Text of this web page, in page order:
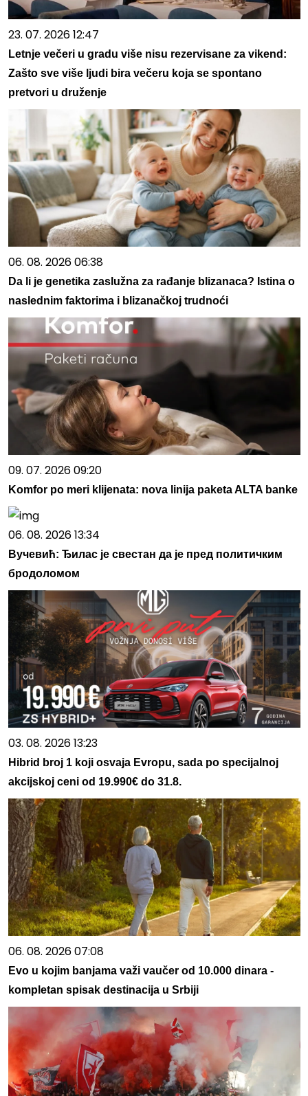
23. 07. 2026 12:47
Letnje večeri u gradu više nisu rezervisane za vikend:
Zašto sve više ljudi bira večeru koja se spontano
pretvori u druženje
06. 08. 2026 06:38
Da li je genetika zaslužna za rađanje blizanaca? Istina o
naslednim faktorima i blizanačkoj trudnoći
09. 07. 2026 09:20
Komfor po meri klijenata: nova linija paketa ALTA banke
06. 08. 2026 13:34
Вучевић: Ђилас је свестан да је пред политичким
бродоломом
03. 08. 2026 13:23
Hibrid broj 1 koji osvaja Evropu, sada po specijalnoj
akcijskoj ceni od 19.990€ do 31.8.
06. 08. 2026 07:08
Evo u kojim banjama važi vaučer od 10.000 dinara -
kompletan spisak destinacija u Srbiji